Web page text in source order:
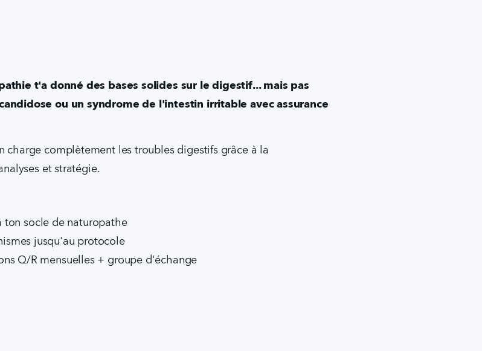
t'a donné des bases solides sur le digestif... mais pas
ou un syndrome de l'intestin irritable avec assurance
charge complètement les troubles digestifs grâce à la
et stratégie.
ton socle de naturopathe
jusqu'au protocole
Q/R mensuelles + groupe d'échange